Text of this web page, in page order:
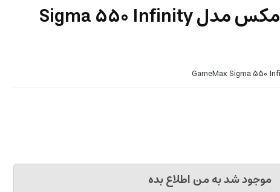
فن پردازنده گیم مکس مدل Sigma 550 Infinity
GameMax Sigma 550
موجود شد به من اطلاع بده